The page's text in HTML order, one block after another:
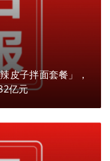
皮子拌面套餐」，
亿元